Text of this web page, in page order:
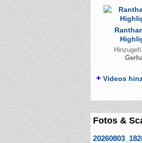
Videos
Fotos &